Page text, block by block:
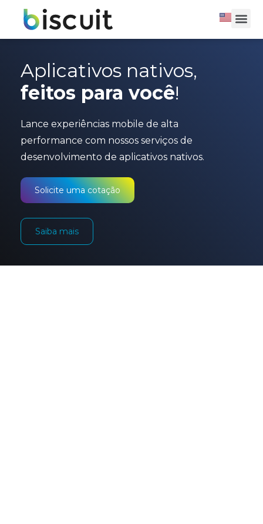
Aplicativos nativos,
feitos para você!
Lance experiências mobile de alta
performance com nossos serviços de
desenvolvimento de aplicativos nativos.
Solicite uma cotação
Saiba mais